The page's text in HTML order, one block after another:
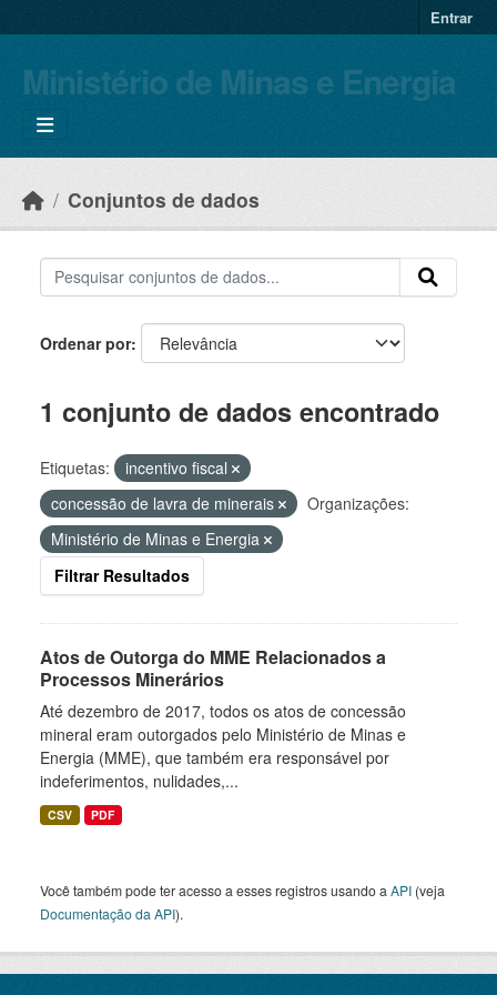
Entrar
Ministério de Minas e Energia
Conjuntos de dados
Ordenar por
1 conjunto de dados encontrado
Etiquetas:
incentivo fiscal
concessão de lavra de minerais
Organizações:
Ministério de Minas e Energia
Filtrar Resultados
Atos de Outorga do MME Relacionados a
Processos Minerários
Até dezembro de 2017, todos os atos de concessão
mineral eram outorgados pelo Ministério de Minas e
Energia (MME), que também era responsável por
indeferimentos, nulidades,...
CSV PDF
Você também pode ter acesso a esses registros usando a API (veja
Documentação da API).